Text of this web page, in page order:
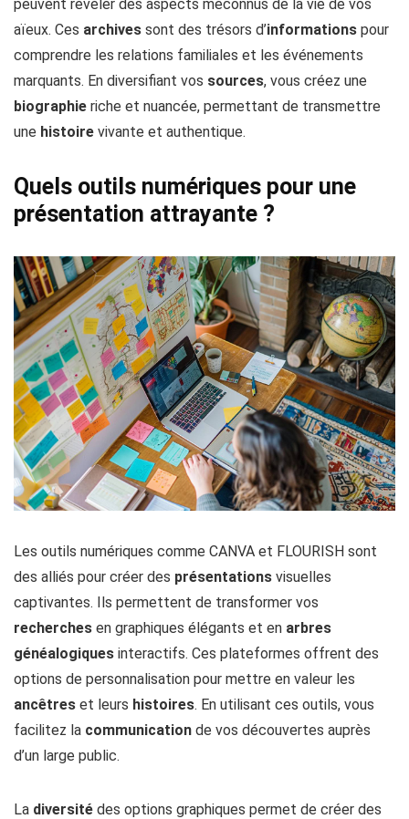
peuvent révéler des aspects méconnus de la vie de vos
aïeux. Ces archives sont des trésors d’informations pour
comprendre les relations familiales et les événements
marquants. En diversifiant vos sources, vous créez une
biographie riche et nuancée, permettant de transmettre
une histoire vivante et authentique.
Quels outils numériques pour une
présentation attrayante ?
Les outils numériques comme CANVA et FLOURISH sont
des alliés pour créer des présentations visuelles
captivantes. Ils permettent de transformer vos
recherches en graphiques élégants et en arbres
généalogiques interactifs. Ces plateformes offrent des
options de personnalisation pour mettre en valeur les
ancêtres et leurs histoires. En utilisant ces outils, vous
facilitez la communication de vos découvertes auprès
d’un large public.
La diversité des options graphiques permet de créer des